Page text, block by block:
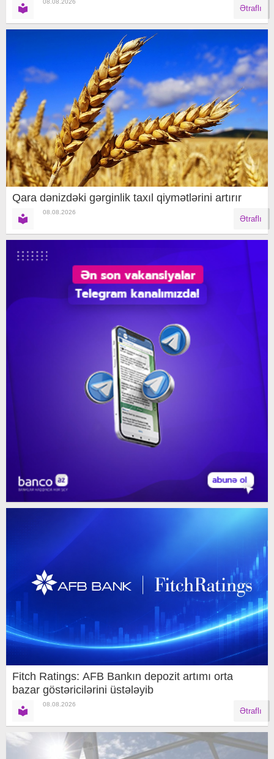
08.08.2026
Ətraflı
Qara dənizdəki gərginlik taxıl qiymətlərini artırır
08.08.2026
Ətraflı
Fitch Ratings: AFB Bankın depozit artımı orta
bazar göstəricilərini üstələyib
08.08.2026
Ətraflı